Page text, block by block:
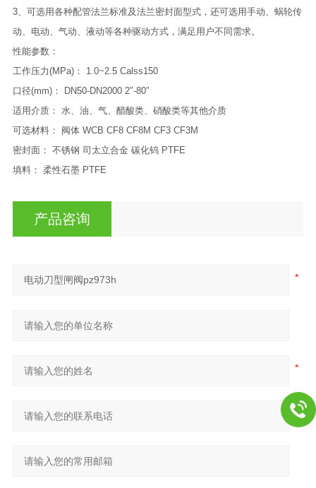
3、可选用各种配管法兰标准及法兰密封面型式，还可选用手动、蜗轮传
动、电动、气动、液动等各种驱动方式，满足用户不同需求。
性能参数：
工作压力(MPa)： 1.0~2.5 Calss150
口径(mm)： DN50-DN2000 2″-80″
适用介质： 水、油、气、醋酸类、硝酸类等其他介质
可选材料： 阀体 WCB CF8 CF8M CF3 CF3M
密封面： 不锈钢 司太立合金 碳化钨 PTFE
填料： 柔性石墨 PTFE
产品咨询